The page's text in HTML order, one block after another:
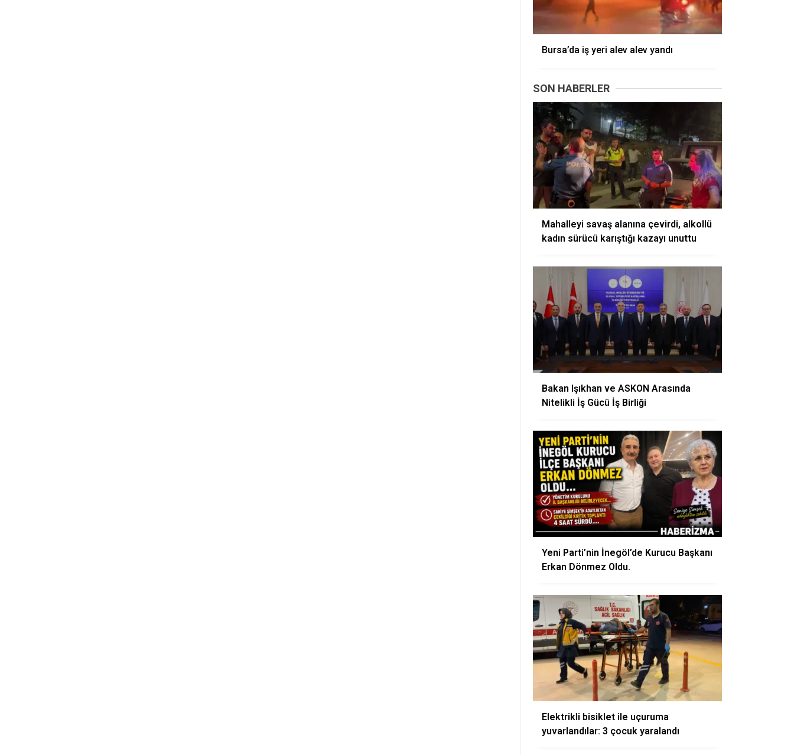
Bursa’da iş yeri alev alev yandı
SON HABERLER
Mahalleyi savaş alanına çevirdi, alkollü
kadın sürücü karıştığı kazayı unuttu
Bakan Işıkhan ve ASKON Arasında
Nitelikli İş Gücü İş Birliği
Yeni Parti’nin İnegöl’de Kurucu Başkanı
Erkan Dönmez Oldu.
Elektrikli bisiklet ile uçuruma
yuvarlandılar: 3 çocuk yaralandı